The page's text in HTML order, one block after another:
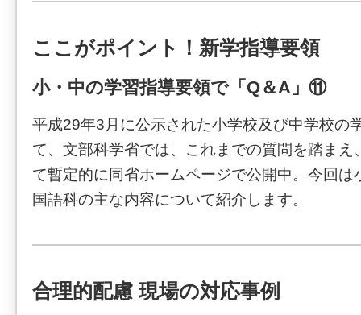
ここがポイント！新学指導要領
小・中の学習指導要領で「Q＆A」⑪
平成29年3月に公示された小学校及び中学校の
て、文部科学省では、これまでの質問を踏まえ
て暫定的に同省ホームページで公開中。今回は
国語科の主な内容について紹介します。
合理的配慮 現場の対応事例